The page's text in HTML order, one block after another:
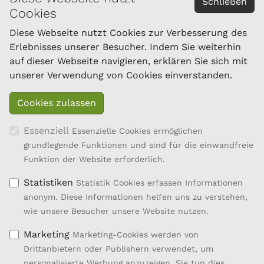
Cookies
Diese Webseite nutzt Cookies zur Verbesserung des
Erlebnisses unserer Besucher. Indem Sie weiterhin
auf dieser Webseite navigieren, erklären Sie sich mit
unserer Verwendung von Cookies einverstanden.
Essenziell Essenzielle Cookies ermöglichen
grundlegende Funktionen und sind für die einwandfreie
Funktion der Website erforderlich.
Statistiken Statistik Cookies erfassen Informationen
anonym. Diese Informationen helfen uns zu verstehen,
wie unsere Besucher unsere Website nutzen.
Marketing Marketing-Cookies werden von
Drittanbietern oder Publishern verwendet, um
Österreichischer Bundesverband für Schafe und
Ziegen
Dresdner Straße 89/B1/18
1200 Wien
Tel.: 01/334 17 21-40